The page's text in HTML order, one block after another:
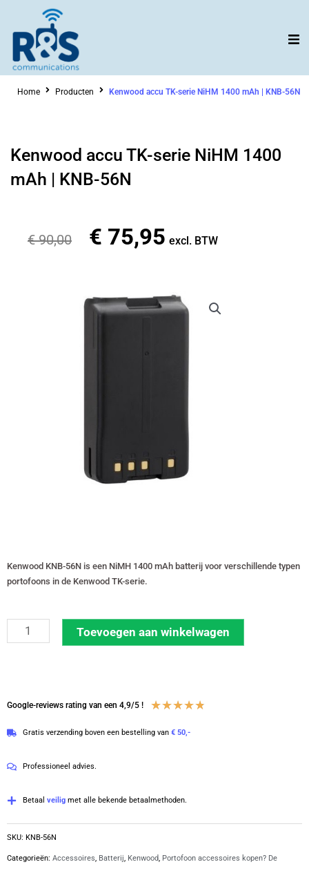
inhoud
Home Producten Kenwood accu TK-serie NiHM 1400 mAh | KNB-56N
Kenwood accu TK-serie NiHM 1400
mAh | KNB-56N
€90,00
Oorspronkelijke
€ 75,95 Huidige
€ 75,95.
excl. BTW
Kenwood KNB-56N is een NiMH 1400 mAh batterij voor verschillende typen
portofoons in de Kenwood TK-serie.
Kenwood
accu
NiHM
mAh
56N
Toevoegen aan winkelwagen
Google-reviews rating van een 4,9/5 ! ★★★★★
Gratis verzending boven een bestelling van € 50,-
Professioneel advies.
Betaal veilig met alle bekende betaalmethoden.
SKU: KNB-56N
Categorieën: Accessoires, Batterij, Kenwood, Portofoon accessoires kopen? De